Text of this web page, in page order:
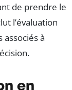
de prendre le
l’évaluation
associés à
en